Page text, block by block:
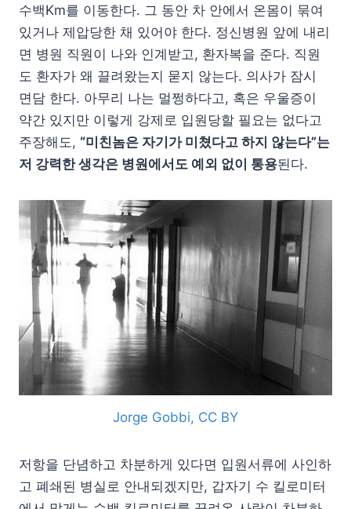
수백Km를 이동한다. 그 동안 차 안에서 온몸이 묶여
있거나 제압당한 채 있어야 한다. 정신병원 앞에 내리
면 병원 직원이 나와 인계받고, 환자복을 준다. 직원
도 환자가 왜 끌려왔는지 묻지 않는다. 의사가 잠시
면담 한다. 아무리 나는 멀쩡하다고, 혹은 우울증이
약간 있지만 이렇게 강제로 입원당할 필요는 없다고
주장해도, “미친놈은 자기가 미쳤다고 하지 않는다”는
저 강력한 생각은 병원에서도 예외 없이 통용된다.
Jorge Gobbi, CC BY
저항을 단념하고 차분하게 있다면 입원서류에 사인하
고 폐쇄된 병실로 안내되겠지만, 갑자기 수 킬로미터